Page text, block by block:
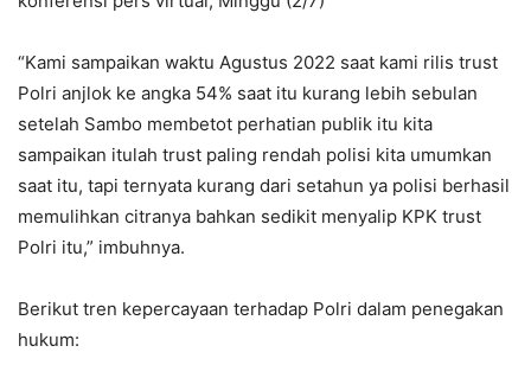
“Kami sampaikan waktu Agustus 2022 saat kami rilis trust
Polri anjlok ke angka 54% saat itu kurang lebih sebulan
setelah Sambo membetot perhatian publik itu kita
sampaikan itulah trust paling rendah polisi kita umumkan
saat itu, tapi ternyata kurang dari setahun ya polisi berhasil
memulihkan citranya bahkan sedikit menyalip KPK trust
Polri itu,” imbuhnya.
Berikut tren kepercayaan terhadap Polri dalam penegakan
hukum: